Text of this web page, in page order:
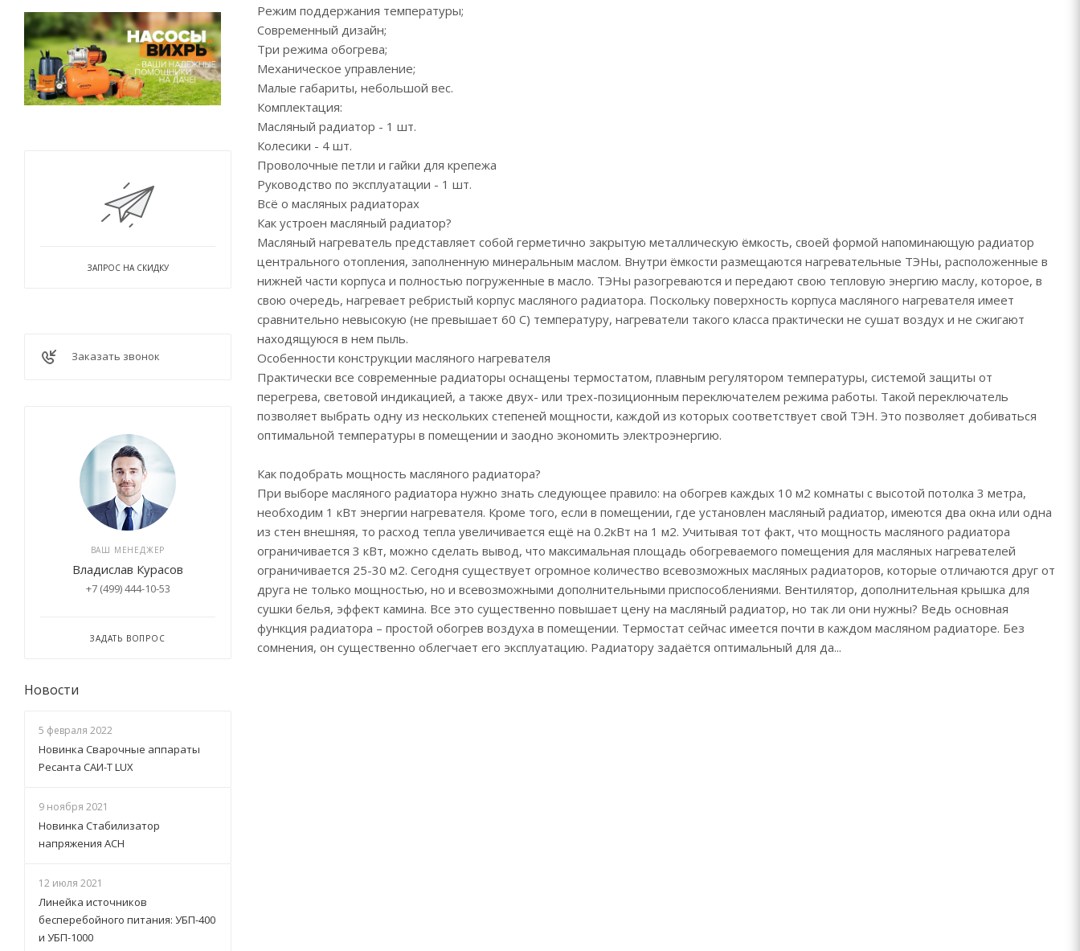
Режим поддержания температуры;
Современный дизайн;
Три режима обогрева;
Механическое управление;
Малые габариты, небольшой вес.
Комплектация:
Масляный радиатор - 1 шт.
Колесики - 4 шт.
Проволочные петли и гайки для крепежа
Руководство по эксплуатации - 1 шт.
Всё о масляных радиаторах
Как устроен масляный радиатор?
Масляный нагреватель представляет собой герметично закрытую металлическую ёмкость, своей формой напоминающую радиатор
центрального отопления, заполненную минеральным маслом. Внутри ёмкости размещаются нагревательные ТЭНы, расположенные в
нижней части корпуса и полностью погруженные в масло. ТЭНы разогреваются и передают свою тепловую энергию маслу, которое, в
свою очередь, нагревает ребристый корпус масляного радиатора. Поскольку поверхность корпуса масляного нагревателя имеет
сравнительно невысокую (не превышает 60 С) температуру, нагреватели такого класса практически не сушат воздух и не сжигают
находящуюся в нем пыль.
Особенности конструкции масляного нагревателя
Практически все современные радиаторы оснащены термостатом, плавным регулятором температуры, системой защиты от
перегрева, световой индикацией, а также двух- или трех-позиционным переключателем режима работы. Такой переключатель
позволяет выбрать одну из нескольких степеней мощности, каждой из которых соответствует свой ТЭН. Это позволяет добиваться
оптимальной температуры в помещении и заодно экономить электроэнергию.
Как подобрать мощность масляного радиатора?
При выборе масляного радиатора нужно знать следующее правило: на обогрев каждых 10 м2 комнаты с высотой потолка 3 метра,
необходим 1 кВт энергии нагревателя. Кроме того, если в помещении, где установлен масляный радиатор, имеются два окна или одна
из стен внешняя, то расход тепла увеличивается ещё на 0.2кВт на 1 м2. Учитывая тот факт, что мощность масляного радиатора
ограничивается 3 кВт, можно сделать вывод, что максимальная площадь обогреваемого помещения для масляных нагревателей
ограничивается 25-30 м2. Сегодня существует огромное количество всевозможных масляных радиаторов, которые отличаются друг от
друга не только мощностью, но и всевозможными дополнительными приспособлениями. Вентилятор, дополнительная крышка для
сушки белья, эффект камина. Все это существенно повышает цену на масляный радиатор, но так ли они нужны? Ведь основная
функция радиатора – простой обогрев воздуха в помещении. Термостат сейчас имеется почти в каждом масляном радиаторе. Без
сомнения, он существенно облегчает его эксплуатацию. Радиатору задаётся оптимальный для да...
ЗАПРОС НА СКИДКУ
Заказать звонок
ВАШ МЕНЕДЖЕР
Владислав Курасов
+7 (499) 444-10-53
ЗАДАТЬ ВОПРОС
Новости
5 февраля 2022
Новинка Сварочные аппараты
Ресанта САИ-Т LUX
9 ноября 2021
Новинка Стабилизатор
напряжения АСН
12 июля 2021
Линейка источников
бесперебойного питания: УБП-400
и УБП-1000